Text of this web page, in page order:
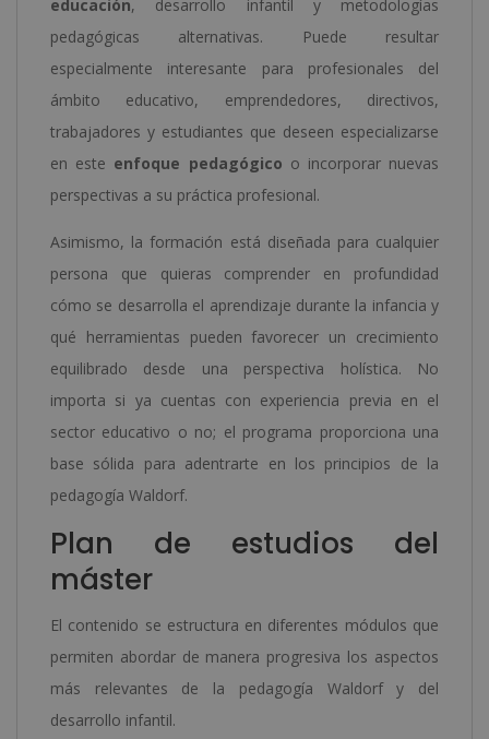
educación, desarrollo infantil y metodologías
pedagógicas alternativas. Puede resultar
especialmente interesante para profesionales del
ámbito educativo, emprendedores, directivos,
trabajadores y estudiantes que deseen especializarse
en este enfoque pedagógico o incorporar nuevas
perspectivas a su práctica profesional.
Asimismo, la formación está diseñada para cualquier
persona que quieras comprender en profundidad
cómo se desarrolla el aprendizaje durante la infancia y
qué herramientas pueden favorecer un crecimiento
equilibrado desde una perspectiva holística. No
importa si ya cuentas con experiencia previa en el
sector educativo o no; el programa proporciona una
base sólida para adentrarte en los principios de la
pedagogía Waldorf.
Plan de estudios del
máster
El contenido se estructura en diferentes módulos que
permiten abordar de manera progresiva los aspectos
más relevantes de la pedagogía Waldorf y del
desarrollo infantil.